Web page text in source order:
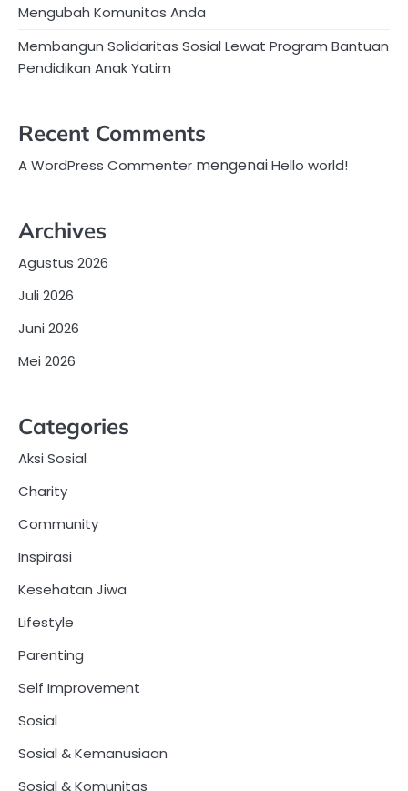
Mengubah Komunitas Anda
Membangun Solidaritas Sosial Lewat Program Bantuan
Pendidikan Anak Yatim
Recent Comments
A WordPress Commenter mengenaiHello world!
Archives
Agustus 2026
Juli 2026
Juni 2026
Mei 2026
Categories
Aksi Sosial
Charity
Community
Inspirasi
Kesehatan Jiwa
Lifestyle
Parenting
Self Improvement
Sosial
Sosial & Kemanusiaan
Sosial & Komunitas